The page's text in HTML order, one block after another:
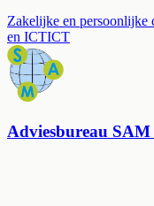
Zakelijke en persoonlijke
en ICTICT
Adviesbureau